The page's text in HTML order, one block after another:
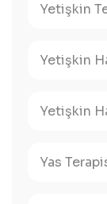
Yetişkin
Yetişkin
Yetişkin
Yas